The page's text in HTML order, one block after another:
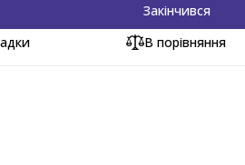
Закінчився
В порівняння